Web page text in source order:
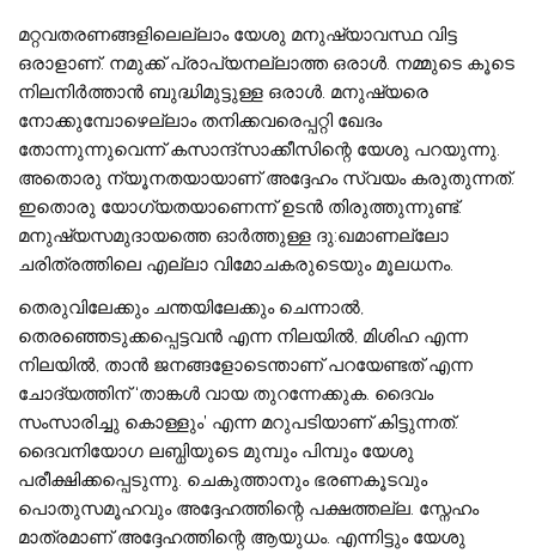
മറ്റവതരണങ്ങളിലെല്ലാം യേശു മനുഷ്യാവസ്ഥ വിട്ട
ഒരാളാണ്. നമുക്ക് പ്രാപ്യനല്ലാത്ത ഒരാള്‍. നമ്മുടെ കൂടെ
നിലനിര്‍ത്താന്‍ ബുദ്ധിമുട്ടുള്ള ഒരാള്‍. മനുഷ്യരെ
നോക്കുമ്പോഴെല്ലാം തനിക്കവരെപ്പറ്റി ഖേദം
തോന്നുന്നുവെന്ന് കസാന്ദ്സാക്കീസിന്റെ യേശു പറയുന്നു.
അതൊരു ന്യൂനതയായാണ് അദ്ദേഹം സ്വയം കരുതുന്നത്.
ഇതൊരു യോഗ്യതയാണെന്ന് ഉടന്‍ തിരുത്തുന്നുണ്ട്.
മനുഷ്യസമുദായത്തെ ഓര്‍ത്തുള്ള ദു:ഖമാണല്ലോ
ചരിത്രത്തിലെ എല്ലാ വിമോചകരുടെയും മൂലധനം.
തെരുവിലേക്കും ചന്തയിലേക്കും ചെന്നാല്‍,
തെരഞ്ഞെടുക്കപ്പെട്ടവന്‍ എന്ന നിലയില്‍, മിശിഹ എന്ന
നിലയില്‍, താന്‍ ജനങ്ങളോടെന്താണ് പറയേണ്ടത് എന്ന
ചോദ്യത്തിന് ‘താങ്കള്‍ വായ തുറന്നേക്കുക. ദൈവം
സംസാരിച്ചു കൊള്ളും’ എന്ന മറുപടിയാണ് കിട്ടുന്നത്.
ദൈവനിയോഗ ലബ്ധിയുടെ മുമ്പും പിമ്പും യേശു
പരീക്ഷിക്കപ്പെടുന്നു. ചെകുത്താനും ഭരണകൂടവും
പൊതുസമൂഹവും അദ്ദേഹത്തിന്റെ പക്ഷത്തല്ല. സ്നേഹം
മാത്രമാണ് അദ്ദേഹത്തിന്റെ ആയുധം. എന്നിട്ടും യേശു